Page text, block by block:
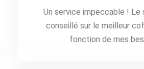
Un service impeccable ! Le
conseillé sur le meilleur
fonction de mes